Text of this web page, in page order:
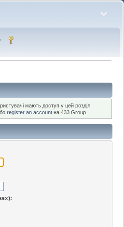
мають доступ у цей розділ.
register an accountна 433 Group.